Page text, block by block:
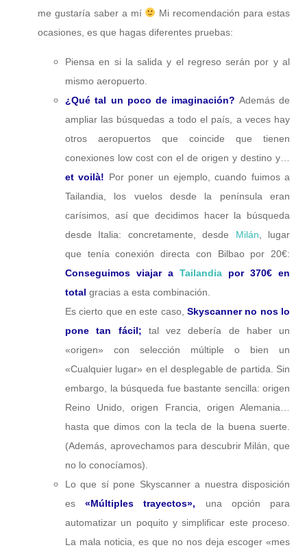
me gustaría saber a mí
Mi recomendación para estas
ocasiones, es que hagas diferentes pruebas:
Piensa en si la salida y el regreso serán por y al
mismo aeropuerto.
¿Qué tal un poco de imaginación? Además de
ampliar las búsquedas a todo el país, a veces hay
otros aeropuertos que coincide que tienen
conexiones low cost con el de origen y destino y…
et voilà! Por poner un ejemplo, cuando fuimos a
Tailandia, los vuelos desde la península eran
carísimos, así que decidimos hacer la búsqueda
desde Italia: concretamente, desde Milán , lugar
que tenía conexión directa con Bilbao por 20€:
Conseguimos viajar a Tailandia por 370€ en
total gracias a esta combinación.
Es cierto que en este caso, Skyscanner no nos lo
pone tan fácil; tal vez debería de haber un
«origen» con selección múltiple o bien un
«Cualquier lugar» en el desplegable de partida. Sin
embargo, la búsqueda fue bastante sencilla: origen
Reino Unido, origen Francia, origen Alemania…
hasta que dimos con la tecla de la buena suerte.
(Además, aprovechamos para descubrir Milán, que
no lo conocíamos).
Lo que sí pone Skyscanner a nuestra disposición
es«Múltiples trayectos», una opción para
automatizar un poquito y simplificar este proceso.
La mala noticia, es que no nos deja escoger «mes